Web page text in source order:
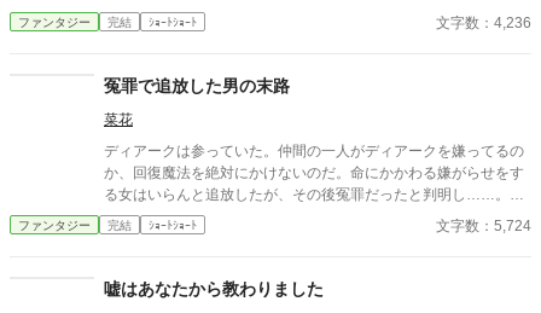
これでは断罪どころか婚約破棄ができないと王太子が焦り始めた
時、招かれざる客が現れる。そして、招かれざる客の登場によ
のだった。さて彼らの運命は、如何。
ファンタジー 完結 ｼｮｰﾄｼｮｰﾄ 文字数：4,236
冤罪で追放した男の末路
菜花
ディアークは参っていた。仲間の一人がディアークを嫌ってるの
か、回復魔法を絶対にかけないのだ。命にかかわる嫌がらせをす
る女はいらんと追放したが、その後冤罪だったと判明し……。カ
クヨムでも同じ話を投稿しています。
ファンタジー 完結 ｼｮｰﾄｼｮｰﾄ 文字数：5,724
嘘はあなたから教わりました